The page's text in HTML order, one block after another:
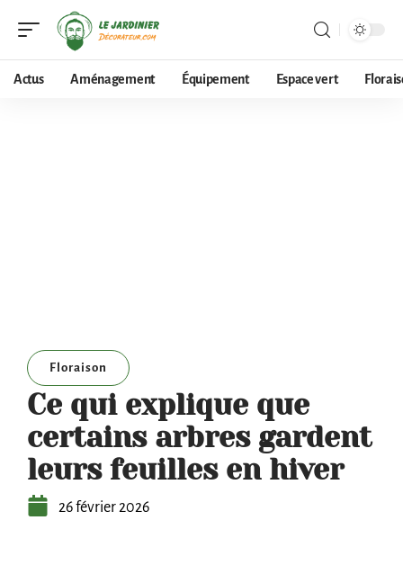
Actus Aménagement Équipement Espace vert
Floraison
Ce qui explique que
certains arbres gardent
leurs feuilles en hiver
26 février 2026